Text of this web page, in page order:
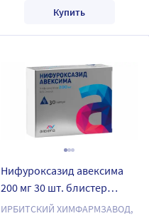
Купить
Нифуроксазид авексима
200 мг 30 шт. блистер
капсулы
ИРБИТСКИЙ ХИМФАРМЗАВОД,